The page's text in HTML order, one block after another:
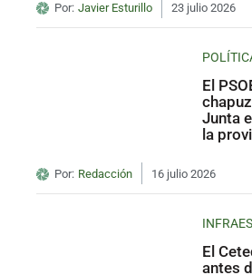
Por: Javier Esturillo 23 julio 2026
El
Junta
la
Por: Redacción 16 julio 2026
El
antes